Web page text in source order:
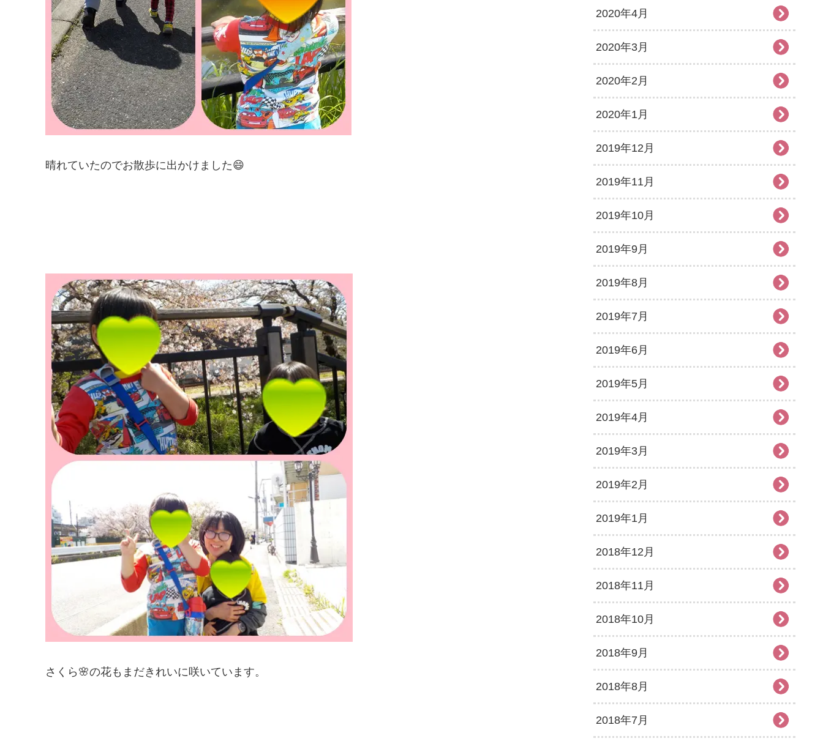
晴れていたのでお散歩に出かけました😄
さくら🌸の花もまだきれいに咲いています。
2020年4月
2020年3月
2020年2月
2020年1月
2019年12月
2019年11月
2019年10月
2019年9月
2019年8月
2019年7月
2019年6月
2019年5月
2019年4月
2019年3月
2019年2月
2019年1月
2018年12月
2018年11月
2018年10月
2018年9月
2018年8月
2018年7月